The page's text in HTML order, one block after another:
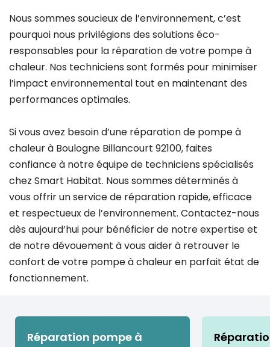
Nous sommes soucieux de l’environnement, c’est
pourquoi nous privilégions des solutions éco-
responsables pour la réparation de votre pompe à
chaleur. Nos techniciens sont formés pour minimiser
l’impact environnemental tout en maintenant des
performances optimales.
Si vous avez besoin d’une réparation de pompe à
chaleur à Boulogne Billancourt 92100, faites
confiance à notre équipe de techniciens spécialisés
chez Smart Habitat. Nous sommes déterminés à
vous offrir un service de réparation rapide, efficace
et respectueux de l’environnement. Contactez-nous
dès aujourd’hui pour bénéficier de notre expertise et
de notre dévouement à vous aider à retrouver le
confort de votre pompe à chaleur en parfait état de
fonctionnement.
Réparation pompe à